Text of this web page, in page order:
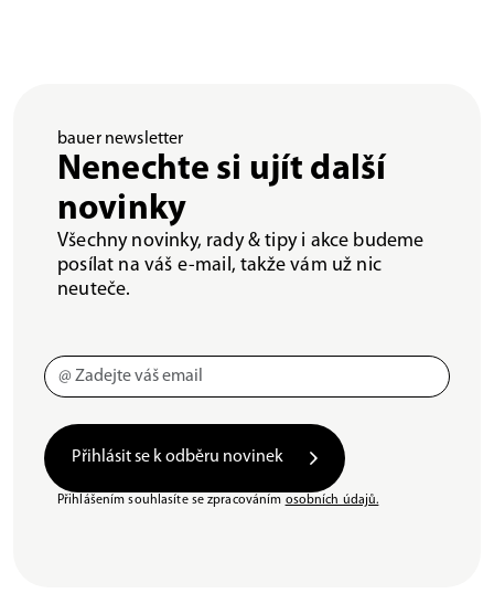
bauer newsletter
Nenechte si ujít další
novinky
Všechny novinky, rady & tipy i akce budeme
posílat na váš e-mail, takže vám už nic
neuteče.
Přihlásit se k odběru novinek
Přihlášením souhlasíte se zpracováním osobních údajů.